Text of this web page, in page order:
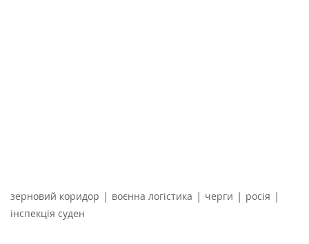
зерновий коридор | воєнна логістика | черги | росія |
інспекція суден